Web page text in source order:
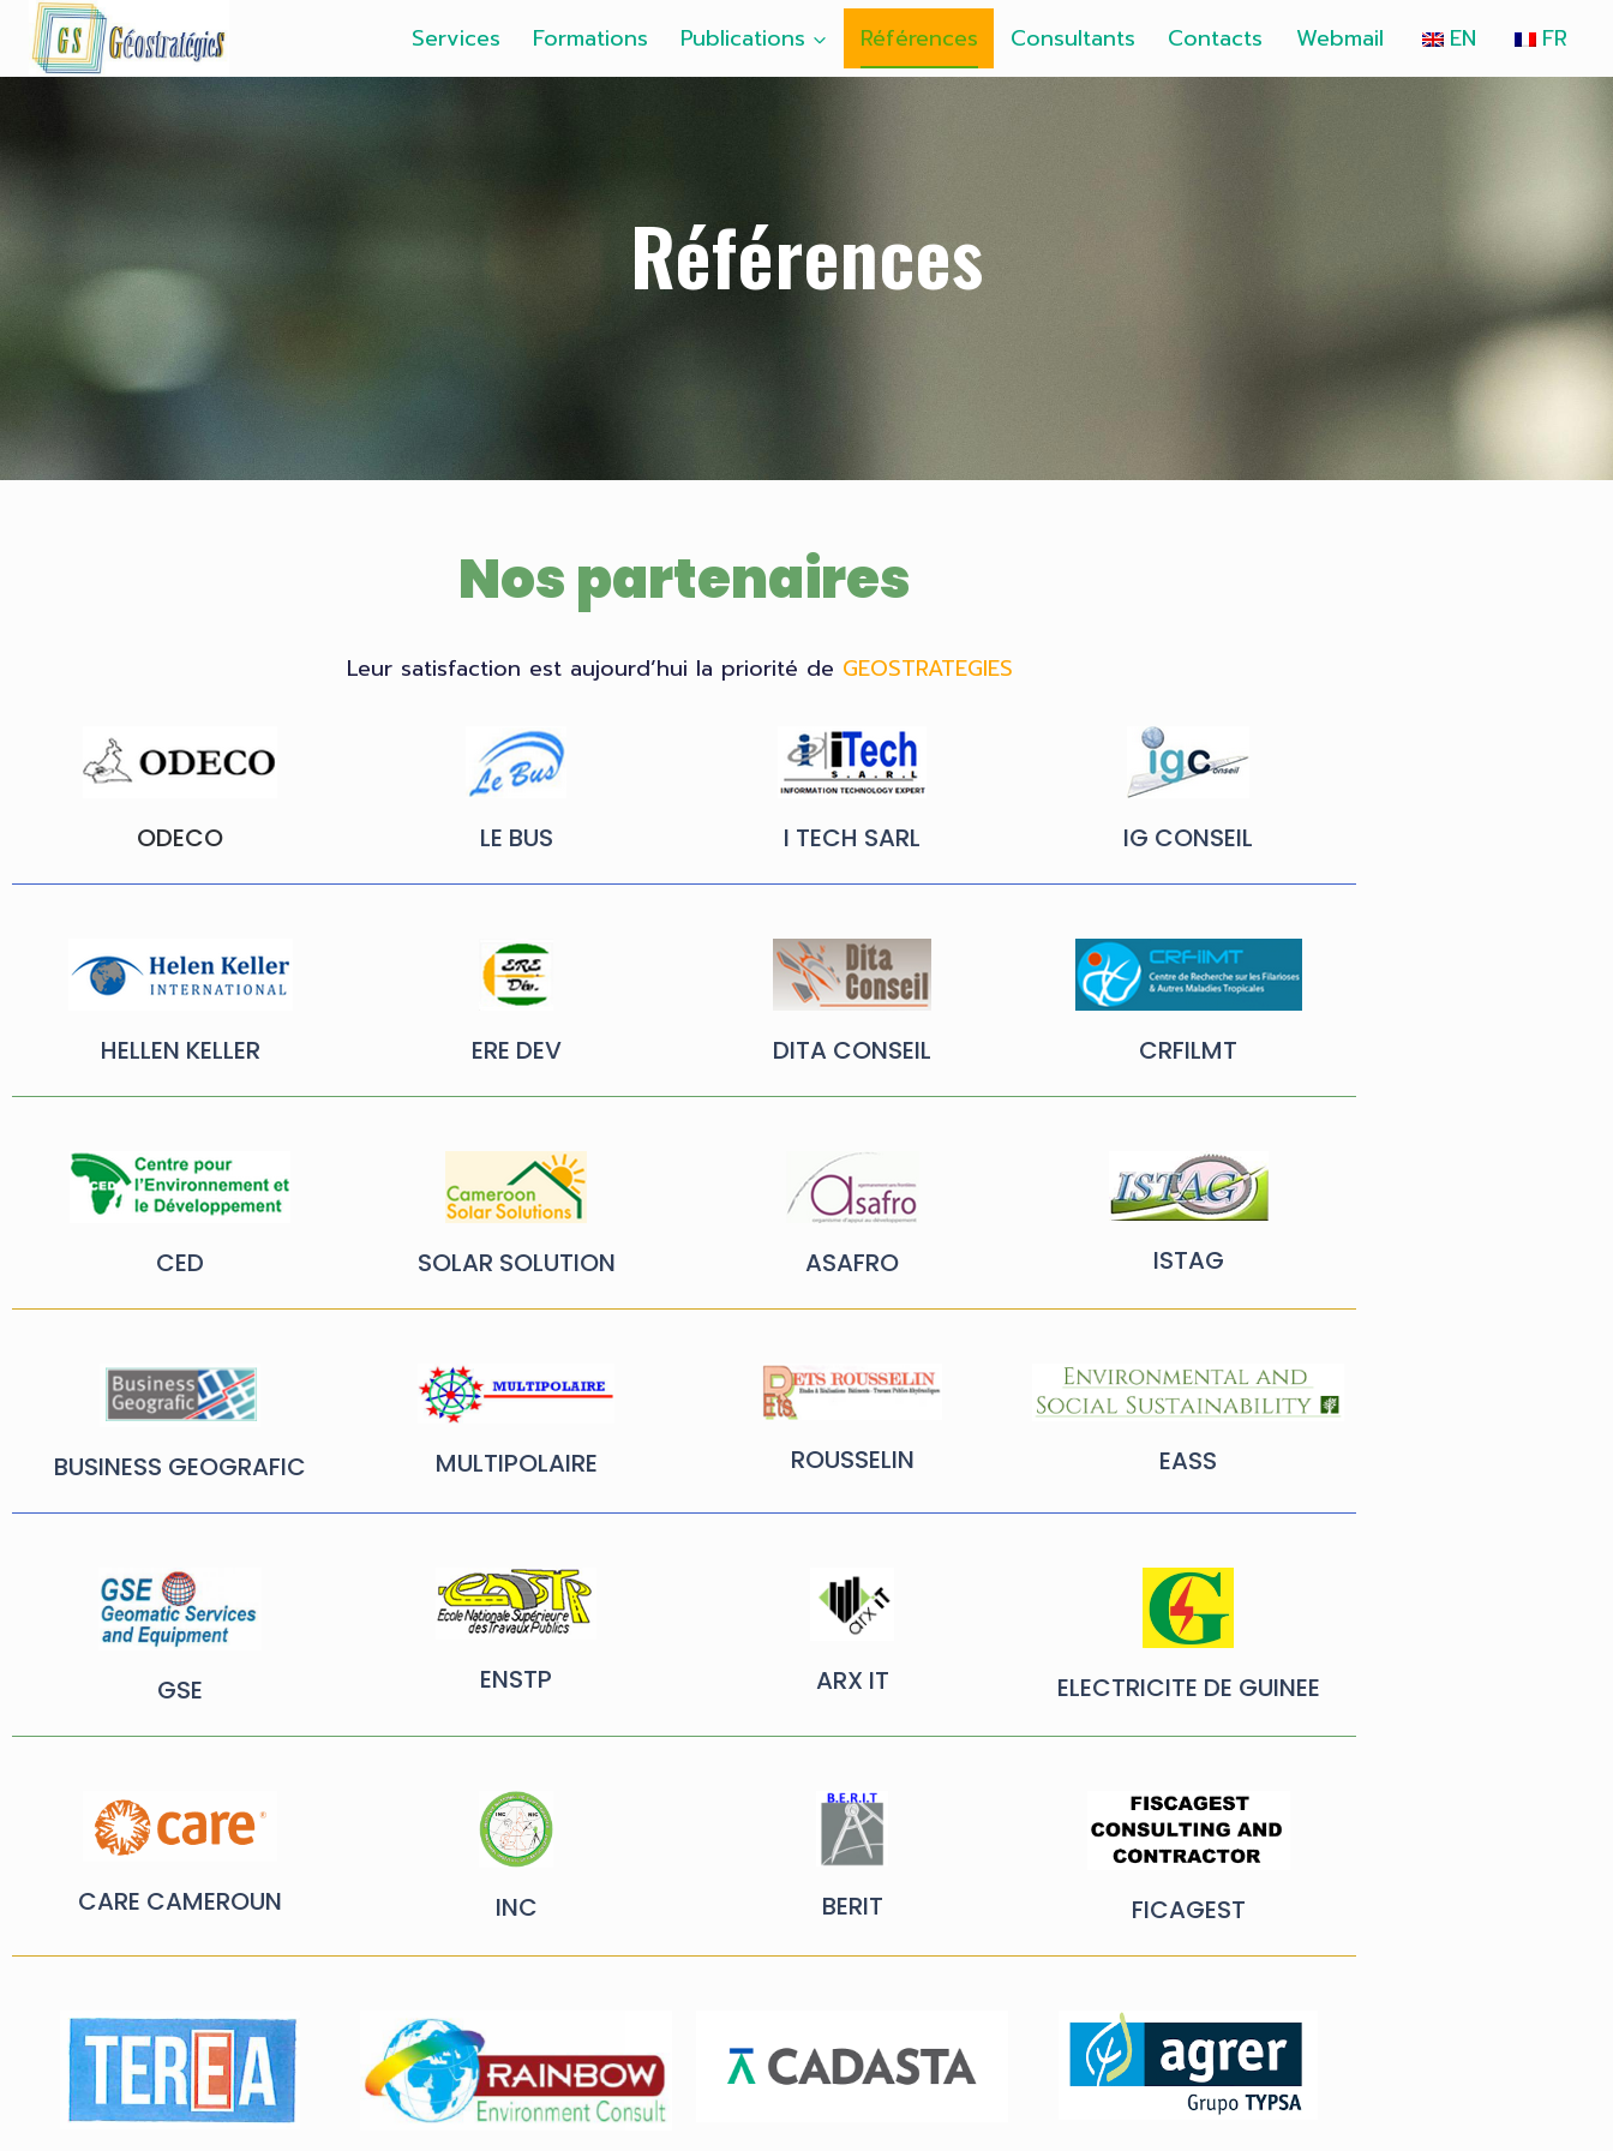
Services Formations Publications Références Consultants Contacts Webmail EN FR
Références
Nos partenaires
Leur satisfaction est aujourd’hui la priorité de GEOSTRATEGIES
ODECO LE BUS I TECH SARL​ IG CONSEIL
HELLEN KELLER ERE DEV DITA CONSEIL CRFILMT
CED SOLAR SOLUTION ASAFRO ISTAG
BUSINESS GEOGRAFIC MULTIPOLAIRE ROUSSELIN EASS
GSE ENSTP ARX IT ELECTRICITE DE GUINEE
CARE CAMEROUN INC BERIT FICAGEST